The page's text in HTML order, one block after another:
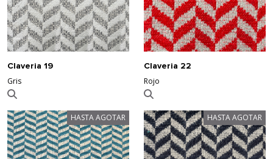
Claveria 19
Gris
Claveria 22
Rojo
HASTA AGOTAR HASTA AGOTAR